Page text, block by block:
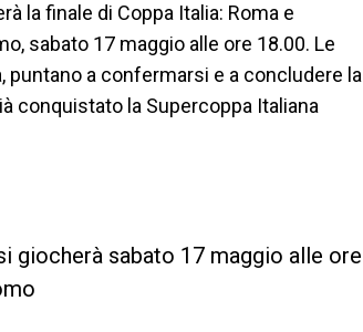
la finale di Coppa Italia: Roma e
sabato 17 maggio alle ore 18.00. Le
a confermarsi e a concludere la
conquistato la Supercoppa Italiana
giocherà sabato 17 maggio alle ore